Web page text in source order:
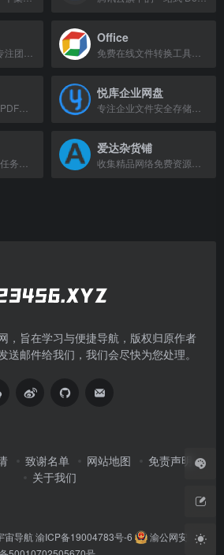
Office
悦库企业网盘
爱达杂货铺
，旨在学习与便捷导航，版权归原作者
送邮件给我们，我们会尽快为您处理。
致谢名单 网站地图
免责声明
关于我们
宙导航 渝ICP备19004783号-6
渝公网安